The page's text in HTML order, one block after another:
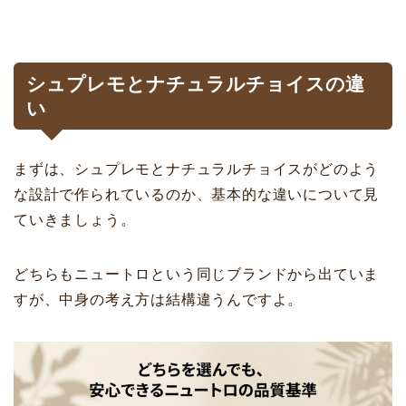
シュプレモとナチュラルチョイスの違
い
まずは、シュプレモとナチュラルチョイスがどのよう
な設計で作られているのか、基本的な違いについて見
ていきましょう。
どちらもニュートロという同じブランドから出ていま
すが、中身の考え方は結構違うんですよ。